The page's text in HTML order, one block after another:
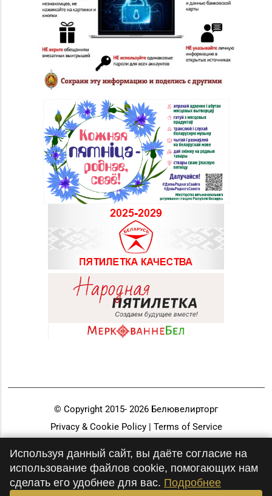
© Copyright 2015- 2026 Белювелирторг
Privacy & Cookie Policy | Terms of Service
Используя данный сайт, вы даёте согласие на
использование файлов cookie, помогающих нам
сделать его удобнее для вас. Подробнее